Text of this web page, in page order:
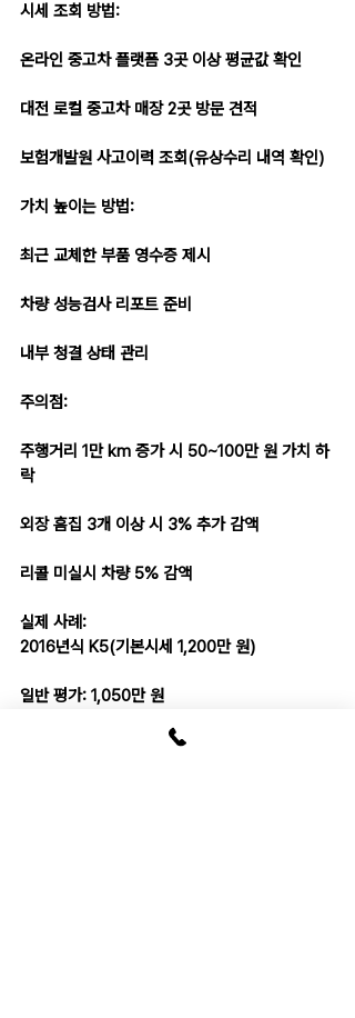
시세 조회 방법:
온라인 중고차 플랫폼 3곳 이상 평균값 확인
대전 로컬 중고차 매장 2곳 방문 견적
보험개발원 사고이력 조회(유상수리 내역 확인)
가치 높이는 방법:
최근 교체한 부품 영수증 제시
차량 성능검사 리포트 준비
내부 청결 상태 관리
주의점:
주행거리 1만 km 증가 시 50~100만 원 가치 하
락
외장 흠집 3개 이상 시 3% 추가 감액
리콜 미실시 차량 5% 감액
실제 사례:
2016년식 K5(기본시세 1,200만 원)
일반 평가: 1,050만 원
정비이력 추가 제출 후: 1,150만 원